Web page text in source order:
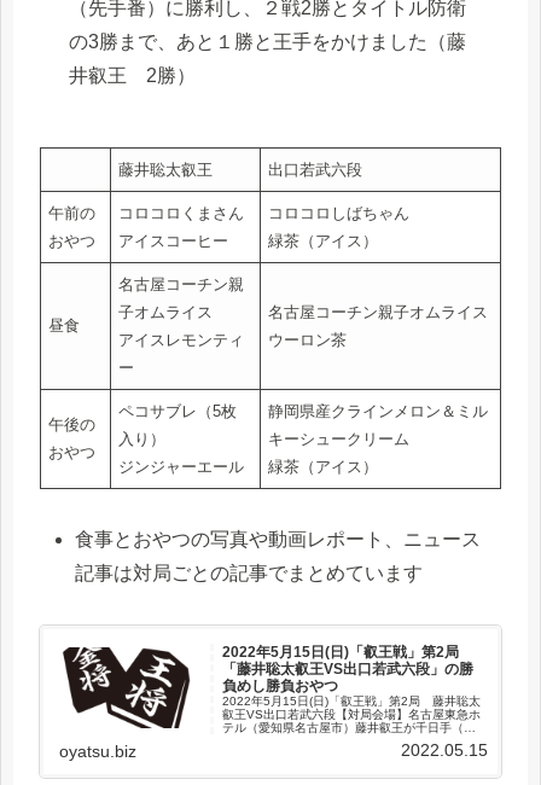
（先手番）に勝利し、２戦2勝とタイトル防衛
の3勝まで、あと１勝と王手をかけました（藤
井叡王 2勝）
藤井聡太叡王 出口若武六段
午前の
おやつ
コロコロくまさん
アイスコーヒー
コロコロしばちゃん
緑茶（アイス）
昼食
名古屋コーチン親
子オムライス
アイスレモンティ
ー
名古屋コーチン親子オムライス
ウーロン茶
午後の
おやつ
ペコサブレ（5枚
入り）
ジンジャーエール
静岡県産クラインメロン＆ミル
キーシュークリーム
緑茶（アイス）
食事とおやつの写真や動画レポート、ニュース
記事は対局ごとの記事でまとめています
2022年5月15日(日)「叡王戦」第2局
「藤井聡太叡王VS出口若武六段」の勝
負めし勝負おやつ
2022年5月15日(日)「叡王戦」第2局 藤井聡太
叡王VS出口若武六段【対局会場】名古屋東急ホ
テル（愛知県名古屋市）藤井叡王が千日手（後
勝とタイトル防衛の3勝まで、あと１勝と王手を
oyatsu.biz 2022.05.15